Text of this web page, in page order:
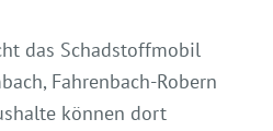
das Schadstoffmobil
Fahrenbach-Robern
können dort